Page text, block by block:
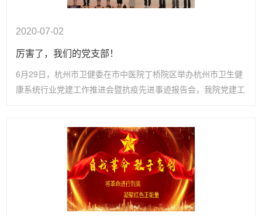
2020-07-02
厉害了，我们的党支部！
6月29日，杭州市卫健委在市中医院丁桥院区举办杭州市卫生健
康系统行业党建工作推进会暨抗疫先进事迹报告会，我院党建工